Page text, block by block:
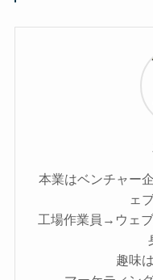
本業はベンチャー
ェ
工場作業員→ウェ
趣味